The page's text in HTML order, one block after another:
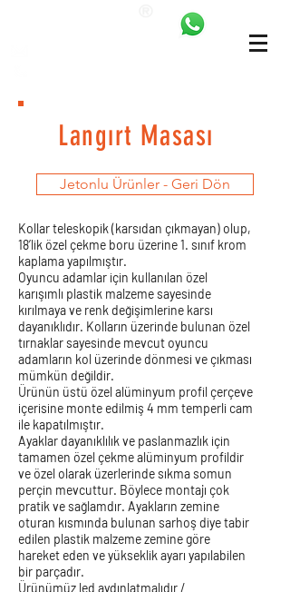
Langırt Masası
Jetonlu Ürünler - Geri Dön
Kollar teleskopik (karsıdan çıkmayan) olup,
18’lik özel çekme boru üzerine 1. sınıf krom
kaplama yapılmıştır.
Oyuncu adamlar için kullanılan özel
karışımlı plastik malzeme sayesinde
kırılmaya ve renk değişimlerine karsı
dayanıklıdır. Kolların üzerinde bulunan özel
tırnaklar sayesinde mevcut oyuncu
adamların kol üzerinde dönmesi ve çıkması
mümkün değildir.
Ürünün üstü özel alüminyum profil çerçeve
içerisine monte edilmiş 4 mm temperli cam
ile kapatılmıştır.
Ayaklar dayanıklılık ve paslanmazlık için
tamamen özel çekme alüminyum profildir
ve özel olarak üzerlerinde sıkma somun
perçin mevcuttur. Böylece montajı çok
pratik ve sağlamdır. Ayakların zemine
oturan kısmında bulunan sarhoş diye tabir
edilen plastik malzeme zemine göre
hareket eden ve yükseklik ayarı yapılabilen
bir parçadır.
Ürünümüz led aydınlatmalıdır /